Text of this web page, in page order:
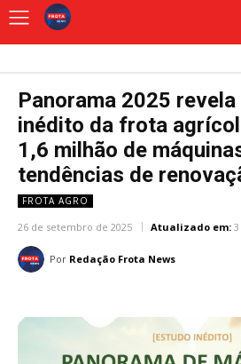
Panorama 2025
inédito da frota
1,6 milhão de
tendências de
FROTA AGRO
26 de setembro de 2025 Atualizado em:
Por Redação Frota News